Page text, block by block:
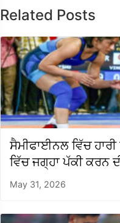
Related Posts
ਸੈਮੀਫਾਈਨਲ ਵਿੱਚ
ਵਿੱਚ ਜਗ੍ਹਾ ਪੱਕੀ ਕਰਨ
May 31, 2026